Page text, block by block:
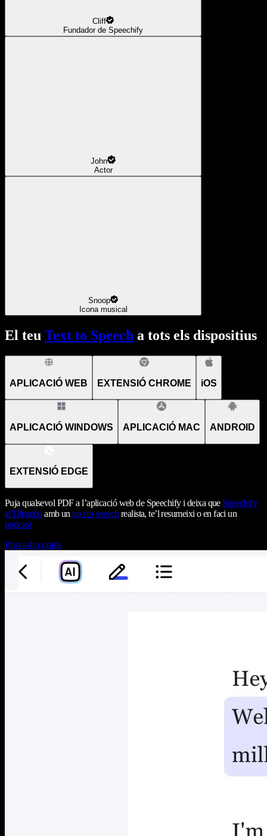
Cliff
Fundador de Speechify
John
Actor
Snoop
Icona musical
El teu Text to Speech a tots els dispositius
APLICACIÓ WEB EXTENSIÓ CHROME iOS
APLICACIÓ WINDOWS APLICACIÓ MAC ANDROID
EXTENSIÓ EDGE
Puja qualsevol PDF a l’aplicació web de Speechify i deixa que Speechify
te’l llegeixi amb untext to speech realista, te’l resumeixi o en faci un
podcast
Prova-ho gratis